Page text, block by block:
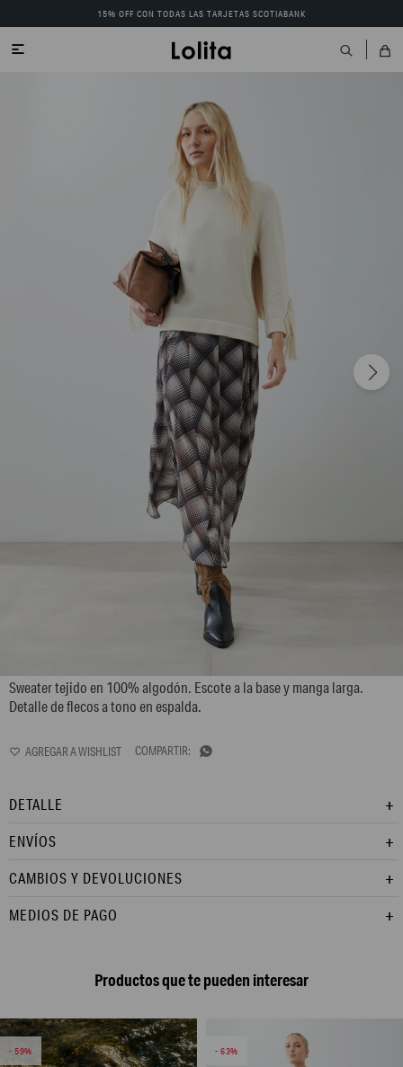
15% OFF CON TODAS LAS TARJETAS SCOTIABANK

Sweater tejido en 100% algodón. Escote a la base y manga larga.
Detalle de flecos a tono en espalda.

DETALLE
ENVÍOS
CAMBIOS Y DEVOLUCIONES
MEDIOS DE PAGO
Productos que te pueden interesar
59 63